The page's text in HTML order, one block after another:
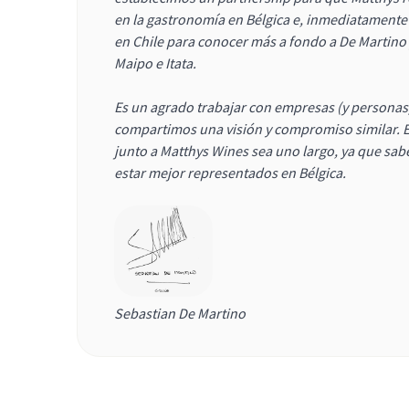
en la gastronomía en Bélgica e,
en Chile para conocer más a fondo a De
Maipo e Itata.
Es un agrado trabajar con empresas (y
compartimos una visión y compromiso similar.
junto a Matthys Wines sea uno largo, ya que
estar mejor representados en Bélgica.
Sebastian De Martino